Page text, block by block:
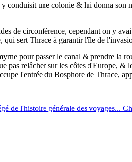
conduisit une colonie & lui donna son
de circonférence, cependant on y
qui sert Thrace à garantir l'île de
pour passer le canal & prendre la
pas relâcher sur les côtes d'Europe, &
l'entrée du Bosphore de Thrace,
de l'histoire générale des voyages...